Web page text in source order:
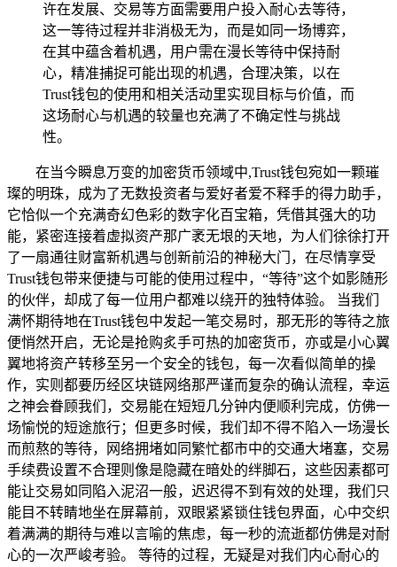
许在发展、交易等方面需要用户投入耐心去等待，
这一等待过程并非消极无为，而是如同一场博弈，
在其中蕴含着机遇，用户需在漫长等待中保持耐
心，精准捕捉可能出现的机遇，合理决策，以在
Trust钱包的使用和相关活动里实现目标与价值，而
这场耐心与机遇的较量也充满了不确定性与挑战
性。
在当今瞬息万变的加密货币领域中,Trust钱包宛如一颗璀
璨的明珠，成为了无数投资者与爱好者爱不释手的得力助手，
它恰似一个充满奇幻色彩的数字化百宝箱，凭借其强大的功
能，紧密连接着虚拟资产那广袤无垠的天地，为人们徐徐打开
了一扇通往财富新机遇与创新前沿的神秘大门，在尽情享受
Trust钱包带来便捷与可能的使用过程中，“等待”这个如影随形
的伙伴，却成了每一位用户都难以绕开的独特体验。 当我们
满怀期待地在Trust钱包中发起一笔交易时，那无形的等待之旅
便悄然开启，无论是抢购炙手可热的加密货币，亦或是小心翼
翼地将资产转移至另一个安全的钱包，每一次看似简单的操
作，实则都要历经区块链网络那严谨而复杂的确认流程，幸运
之神会眷顾我们，交易能在短短几分钟内便顺利完成，仿佛一
场愉悦的短途旅行；但更多时候，我们却不得不陷入一场漫长
而煎熬的等待，网络拥堵如同繁忙都市中的交通大堵塞，交易
手续费设置不合理则像是隐藏在暗处的绊脚石，这些因素都可
能让交易如同陷入泥沼一般，迟迟得不到有效的处理，我们只
能目不转睛地坐在屏幕前，双眼紧紧锁住钱包界面，心中交织
着满满的期待与难以言喻的焦虑，每一秒的流逝都仿佛是对耐
心的一次严峻考验。 等待的过程，无疑是对我们内心耐心的